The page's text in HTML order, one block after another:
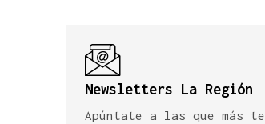
Newsletters La Región
Apúntate a las que más te